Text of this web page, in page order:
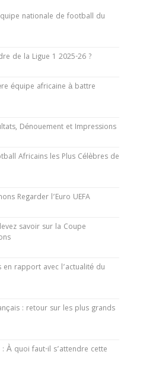
savoir sur la Coupe
nationale de football
nationale de football du
de la Ligue 1 2025-26 ?
équipe africaine à battre
Dénouement et Impressions
Africains les Plus Célèbres de
Regarder l’Euro UEFA
savoir sur la Coupe
en rapport avec l’actualité du
: retour sur les plus grands
À quoi faut-il s’attendre cette